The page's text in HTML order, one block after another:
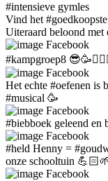
#intensieve gymles
Vind het
Uiteraard beloond met
Facebook
#kampgroep8
Facebook
Het echte #oefenen is
#musical 🥳
Facebook
#biebboek geleend
Facebook
#held Henny =
onze schooltuin
Facebook